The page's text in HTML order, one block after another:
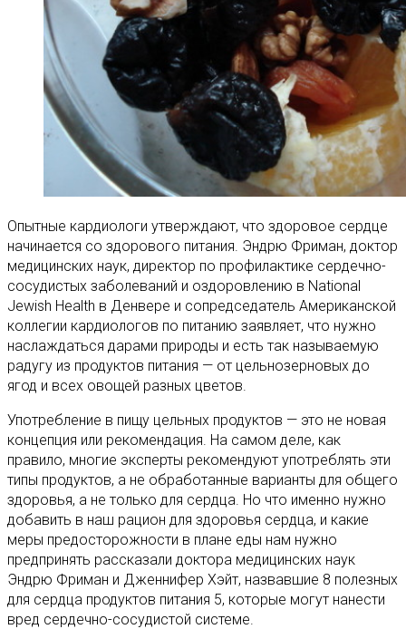
Опытные кардиологи утверждают, что здоровое сердце
начинается со здорового питания. Эндрю Фриман, доктор
медицинских наук, директор по профилактике сердечно-
сосудистых заболеваний и оздоровлению в National
Jewish Health в Денвере и сопредседатель Американской
коллегии кардиологов по питанию заявляет, что нужно
наслаждаться дарами природы и есть так называемую
радугу из продуктов питания — от цельнозерновых до
ягод и всех овощей разных цветов.
Употребление в пищу цельных продуктов — это не новая
концепция или рекомендация. На самом деле, как
правило, многие эксперты рекомендуют употреблять эти
типы продуктов, а не обработанные варианты для общего
здоровья, а не только для сердца. Но что именно нужно
добавить в наш рацион для здоровья сердца, и какие
меры предосторожности в плане еды нам нужно
предпринять рассказали доктора медицинских наук
Эндрю Фриман и Дженнифер Хэйт, назвавшие 8 полезных
для сердца продуктов питания 5, которые могут нанести
вред сердечно-сосудистой системе.